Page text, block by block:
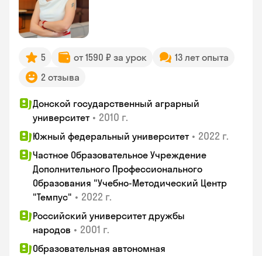
5 от 1590 ₽ за урок
13 лет опыта
2 отзыва
Донской государственный аграрный
университет • 2010 г.
Южный федеральный университет • 2022 г.
Частное Образовательное Учреждение
Дополнительного Профессионального
Образования "Учебно-Методический Центр
"Темпус" • 2022 г.
Российский университет дружбы
народов • 2001 г.
Образовательная автономная